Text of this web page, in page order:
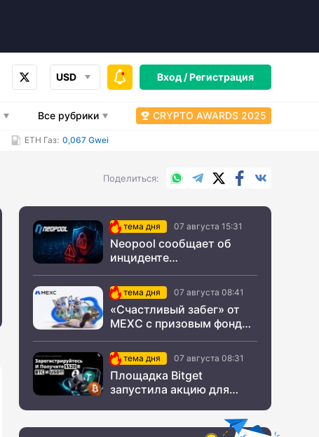
USD Вход /Регистрация
Все рубрики CRYPTO AWARDS 2025
ETH Газ: 0,067 Gwei
Поделиться WhatsApp
TelegramX.comFacebook
тема дня 07 августа 15:31
Neopool сообщает об
инциденте
безопасности
тема дня 07 августа 08:41
«Счастливый забег» от
MEXC с призовым фондом
тема дня 07 августа 08:31
Площадка Bitget
запустила акцию для